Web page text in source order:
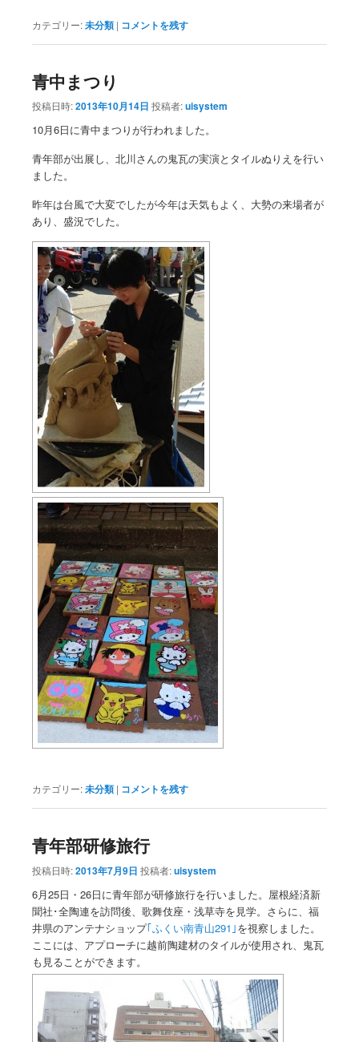
カテゴリー:未分類 | コメントを残す
青中まつり
投稿日時:2013年10月14日 投稿者:uisystem
10月6日に青中まつりが行われました。
青年部が出展し、北川さんの鬼瓦の実演とタイルぬりえを行い
ました。
昨年は台風で大変でしたが今年は天気もよく、大勢の来場者が
あり、盛況でした。
カテゴリー:未分類 | コメントを残す
青年部研修旅行
投稿日時:2013年7月9日 投稿者:uisystem
6月25日・26日に青年部が研修旅行を行いました。屋根経済新
聞社･全陶連を訪問後、歌舞伎座・浅草寺を見学。さらに、福
井県のアンテナショップ｢ふくい南青山291｣を視察しました。
ここには、アプローチに越前陶建材のタイルが使用され、鬼瓦
も見ることができます。